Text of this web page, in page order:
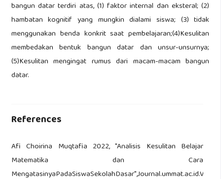
bangun datar terdiri atas, (1) faktor internal dan eksteral; (2)
hambatan kognitif yang mungkin dialami siswa; (3) tidak
menggunakan benda konkrit saat pembelajaran;(4)Kesulitan
membedakan bentuk bangun datar dan unsur-unsurnya;
(5)Kesulitan mengingat rumus dari macam-macam bangun
datar.
References
Afi Choirina Muqtafia 2022, "Analisis Kesulitan Belajar
Matematika dan Cara